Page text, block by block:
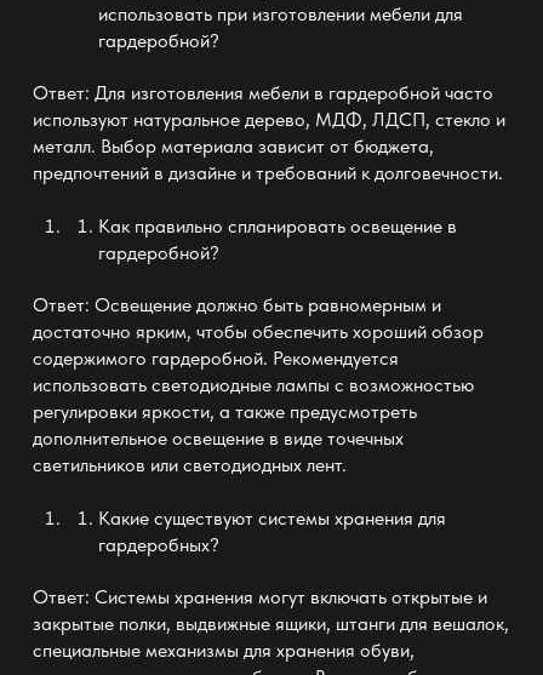
использовать при изготовлении мебели для
гардеробной?
Ответ: Для изготовления мебели в гардеробнойчасто
используют натуральное дерево, МДФ, ЛДСП, стекло и
металл. Выбор материала зависит от бюджета,
предпочтений в дизайне и требований к долговечности.
Как правильно спланировать освещение в
гардеробной?
Ответ: Освещение должно быть равномерным и
достаточно ярким, чтобы обеспечить хороший обзор
содержимого гардеробной. Рекомендуется
использовать светодиодные лампы с возможностью
регулировки яркости, а также предусмотреть
дополнительное освещение в виде точечных
светильников или светодиодных лент.
Какие существуют системы хранения для
гардеробных?
Ответ: Системы хранения могут включать открытые и
закрытые полки, выдвижные ящики, штанги для вешалок,
специальные механизмы для хранения обуви,